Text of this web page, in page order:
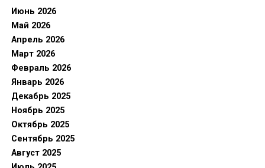
Июнь 2026
Май 2026
Апрель 2026
Март 2026
Февраль 2026
Январь 2026
Декабрь 2025
Ноябрь 2025
Октябрь 2025
Сентябрь 2025
Август 2025